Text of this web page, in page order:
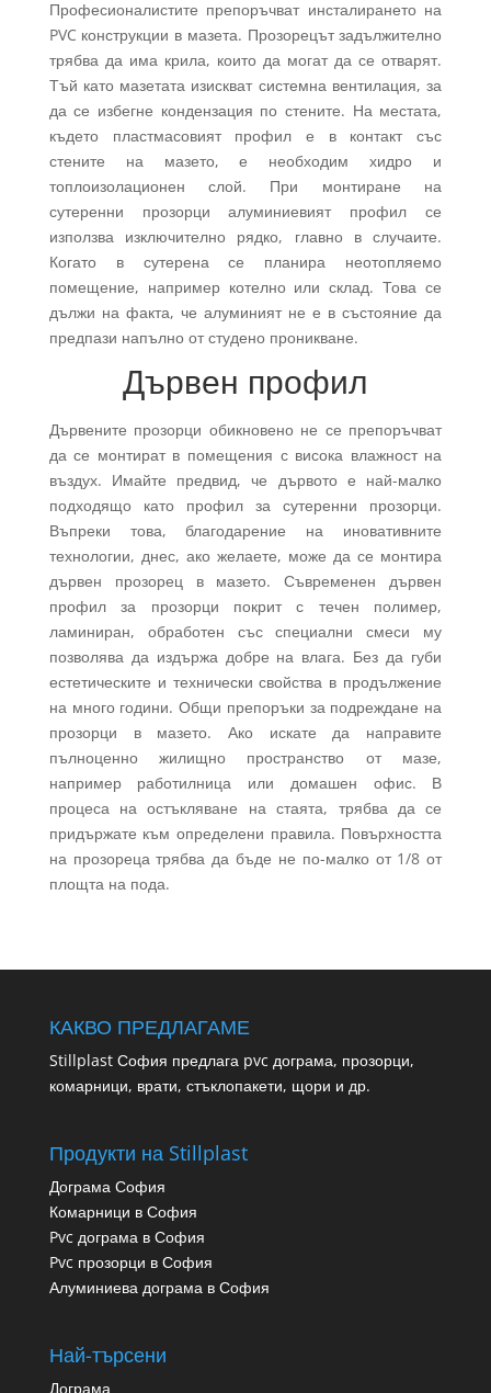
Професионалистите препоръчват инсталирането на
PVC конструкции в мазета. Прозорецът задължително
трябва да има крила, които да могат да се отварят.
Тъй като мазетата изискват системна вентилация, за
да се избегне кондензация по стените. На местата,
където пластмасовият профил е в контакт със
стените на мазето, е необходим хидро и
топлоизолационен слой. При монтиране на
сутеренни прозорци алуминиевият профил се
използва изключително рядко, главно в случаите.
Когато в сутерена се планира неотопляемо
помещение, например котелно или склад. Това се
дължи на факта, че алуминият не е в състояние да
предпази напълно от студено проникване.
Дървен профил
Дървените прозорци обикновено не се препоръчват
да се монтират в помещения с висока влажност на
въздух. Имайте предвид, че дървото е най-малко
подходящо като профил за сутеренни прозорци.
Въпреки това, благодарение на иновативните
технологии, днес, ако желаете, може да се монтира
дървен прозорец в мазето. Съвременен дървен
профил за прозорци покрит с течен полимер,
ламиниран, обработен със специални смеси му
позволява да издържа добре на влага. Без да губи
естетическите и технически свойства в продължение
на много години. Общи препоръки за подреждане на
прозорци в мазето. Ако искате да направите
пълноценно жилищно пространство от мазе,
например работилница или домашен офис. В
процеса на остъкляване на стаята, трябва да се
придържате към определени правила. Повърхността
на прозореца трябва да бъде не по-малко от 1/8 от
площта на пода.
КАКВО ПРЕДЛАГАМЕ
Stillplast София предлага pvc дограма, прозорци,
комарници, врати, стъклопакети, щори и др.
Продукти на Stillplast
Дограма София
Комарници в София
Pvc дограма в София
Pvc прозорци в София
Алуминиева дограма в София
Най-търсени
Дограма